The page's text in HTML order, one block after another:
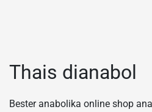
Thais dianabol
Bester anabolika online shop